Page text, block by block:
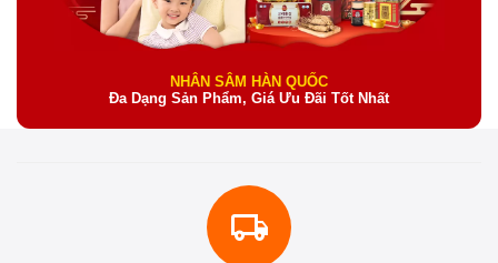
NHÂN SÂM HÀN QUỐC
Đa Dạng Sản Phẩm, Giá Ưu Đãi Tốt Nhất